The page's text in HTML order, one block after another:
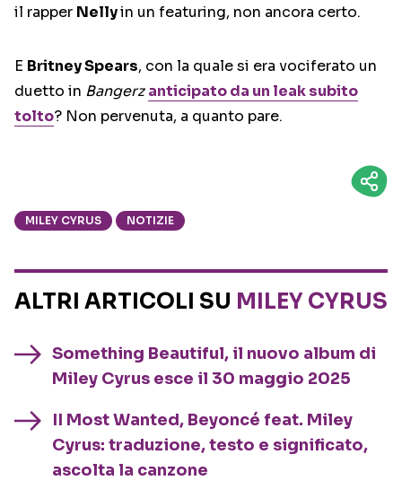
il rapper Nellyin un featuring, non ancora certo.
E Britney Spears, con la quale si era vociferato un
duetto in Bangerz anticipato da un leak subito
tolto? Non pervenuta, a quanto pare.
MILEY CYRUS NOTIZIE
ALTRI ARTICOLI SU MILEY CYRUS
Something Beautiful, il nuovo album di
Miley Cyrus esce il 30 maggio 2025
II Most Wanted, Beyoncé feat. Miley
Cyrus: traduzione, testo e significato,
ascolta la canzone